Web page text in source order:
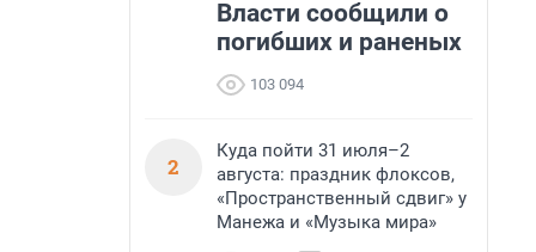
Власти сообщили о
погибших и раненых
103 094
2
Куда пойти 31 июля–2
августа: праздник флоксов,
«Пространственный сдвиг» у
Манежа и «Музыка мира»